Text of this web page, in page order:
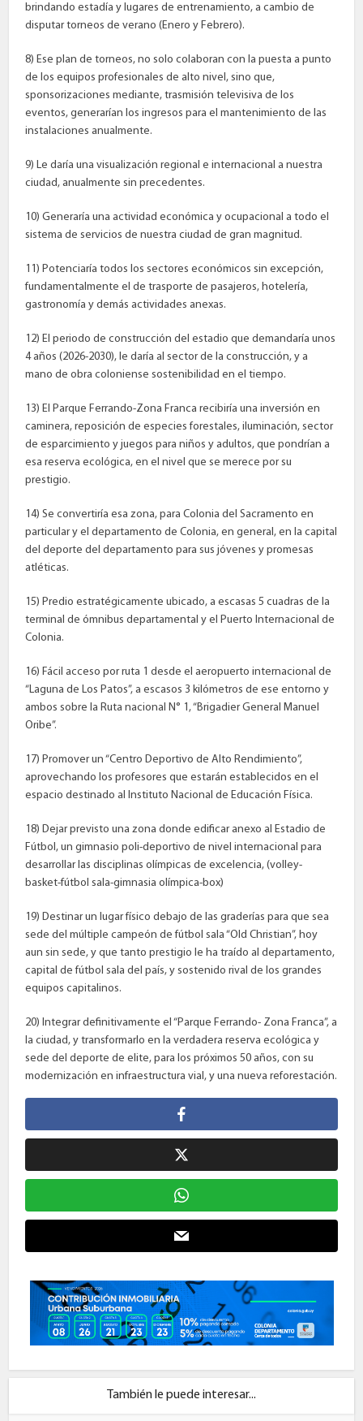
brindando estadía y lugares de entrenamiento, a cambio de
disputar torneos de verano (Enero y Febrero).
8) Ese plan de torneos, no solo colaboran con la puesta a punto
de los equipos profesionales de alto nivel, sino que,
sponsorizaciones mediante, trasmisión televisiva de los
eventos, generarían los ingresos para el mantenimiento de las
instalaciones anualmente.
9) Le daría una visualización regional e internacional a nuestra
ciudad, anualmente sin precedentes.
10) Generaría una actividad económica y ocupacional a todo el
sistema de servicios de nuestra ciudad de gran magnitud.
11) Potenciaría todos los sectores económicos sin excepción,
fundamentalmente el de trasporte de pasajeros, hotelería,
gastronomía y demás actividades anexas.
12) El periodo de construcción del estadio que demandaría unos
4 años (2026-2030), le daría al sector de la construcción, y a
mano de obra coloniense sostenibilidad en el tiempo.
13) El Parque Ferrando-Zona Franca recibiría una inversión en
caminera, reposición de especies forestales, iluminación, sector
de esparcimiento y juegos para niños y adultos, que pondrían a
esa reserva ecológica, en el nivel que se merece por su
prestigio.
14) Se convertiría esa zona, para Colonia del Sacramento en
particular y el departamento de Colonia, en general, en la capital
del deporte del departamento para sus jóvenes y promesas
atléticas.
15) Predio estratégicamente ubicado, a escasas 5 cuadras de la
terminal de ómnibus departamental y el Puerto Internacional de
Colonia.
16) Fácil acceso por ruta 1 desde el aeropuerto internacional de
“Laguna de Los Patos”, a escasos 3 kilómetros de ese entorno y
ambos sobre la Ruta nacional N° 1, “Brigadier General Manuel
Oribe”.
17) Promover un “Centro Deportivo de Alto Rendimiento”,
aprovechando los profesores que estarán establecidos en el
espacio destinado al Instituto Nacional de Educación Física.
18) Dejar previsto una zona donde edificar anexo al Estadio de
Fútbol, un gimnasio poli-deportivo de nivel internacional para
desarrollar las disciplinas olímpicas de excelencia, (volley-
basket-fútbol sala-gimnasia olímpica-box)
19) Destinar un lugar físico debajo de las graderías para que sea
sede del múltiple campeón de fútbol sala “Old Christian”, hoy
aun sin sede, y que tanto prestigio le ha traído al departamento,
capital de fútbol sala del país, y sostenido rival de los grandes
equipos capitalinos.
20) Integrar definitivamente el “Parque Ferrando- Zona Franca”, a
la ciudad, y transformarlo en la verdadera reserva ecológica y
sede del deporte de elite, para los próximos 50 años, con su
modernización en infraestructura vial, y una nueva reforestación.
También le puede interesar...